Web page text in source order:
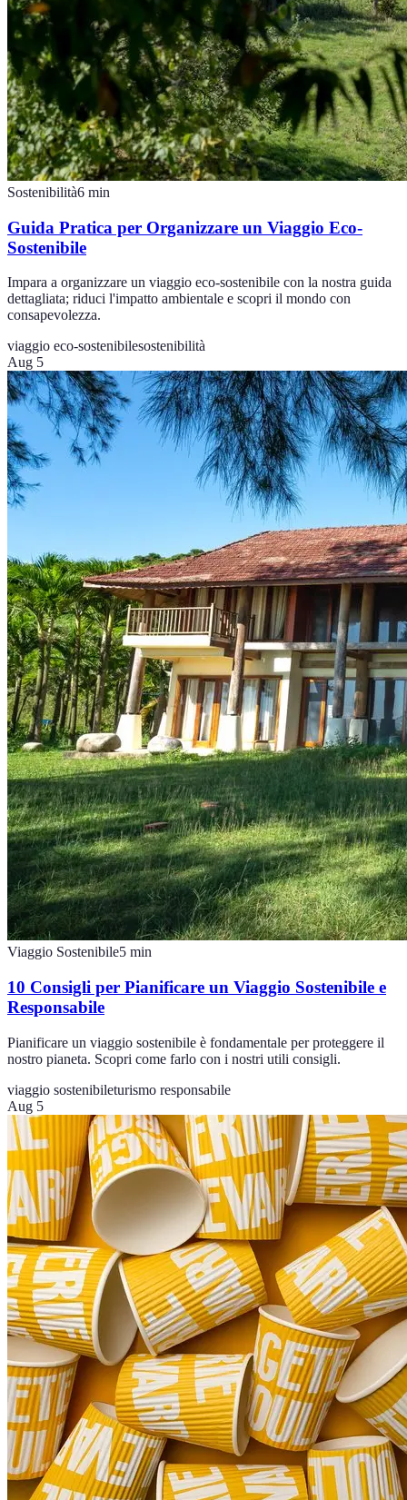
Sostenibilità6 min
Guida Pratica per Organizzare un Viaggio Eco-
Sostenibile
Impara a organizzare un viaggio eco-sostenibile con la nostra guida
dettagliata; riduci l'impatto ambientale e scopri il mondo con
consapevolezza.
viaggio eco-sostenibilesostenibilità
Aug 5
Viaggio Sostenibile5 min
10 Consigli per Pianificare un Viaggio Sostenibile e
Responsabile
Pianificare un viaggio sostenibile è fondamentale per proteggere il
nostro pianeta. Scopri come farlo con i nostri utili consigli.
viaggio sostenibileturismo responsabile
Aug 5